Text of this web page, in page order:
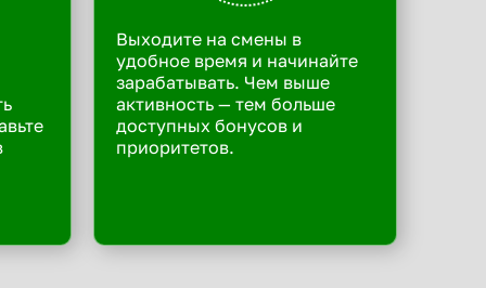
Выходите на смены в
удобное время и начинайте
зарабатывать. Чем выше
активность — тем больше
доступных бонусов и
приоритетов.